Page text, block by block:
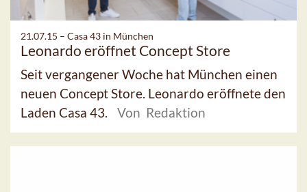
21.07.15 – Casa 43 in München
Leonardo eröffnet Concept Store
Seit vergangener Woche hat München einen
neuen Concept Store. Leonardo eröffnete den
Laden Casa 43.
Von Redaktion